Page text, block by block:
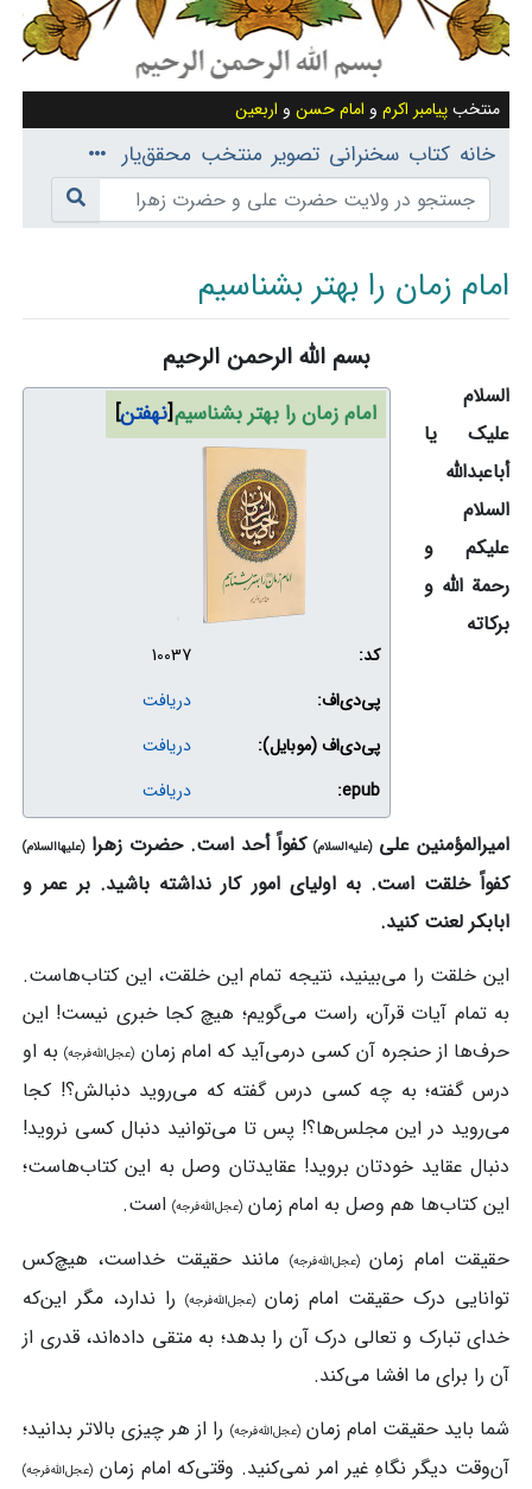
منتخبپیامبر اکرم و امام حسن و اربعین
خانه کتاب سخنرانی تصویر منتخب محقق‌یار
امام زمان را بهتر بشناسیم
جستجو
بسم الله الرحمن الرحیم
نهفتن امام زمان را بهتر بشناسیم
کد:
10037
پی‌دی‌اف:
دریافت
پی‌دی‌اف (موبایل):
دریافت
epub:
دریافت
السلام
علیک یا
أباعبدالله
السلام
علیکم و
رحمة الله و
برکاته
امیرالمؤمنین علی(علیه‌السلام) کفواً أحد است. حضرت زهرا(علیهاالسلام)
کفواً خلقت است. به اولیای امور کار نداشته باشید. بر عمر و
ابابکر لعنت کنید.
این خلقت را می‌بینید، نتیجه تمام این خلقت، این کتاب‌هاست.
به تمام آیات قرآن، راست می‌گویم؛ هیچ کجا خبری نیست! این
حرف‌ها از حنجره آن کسی درمی‌آید که امام زمان (عجل‌الله‌فرجه)به او‌
درس گفته؛ به چه کسی درس گفته که می‌روید دنبالش؟! کجا
می‌روید در این مجلس‌ها؟! پس تا می‌توانید دنبال کسی نروید!
دنبال عقاید خودتان بروید! عقایدتان وصل به این کتاب‌هاست؛
این کتاب‌ها هم وصل به امام زمان (عجل‌الله‌فرجه) است.
حقیقت امام زمان(عجل‌الله‌فرجه) مانند حقیقت خداست، هیچ‌کس
توانایی درک حقیقت امام‌ زمان (عجل‌الله‌فرجه) را ندارد، مگر این‌که
خدای تبارک و تعالی درک آن را بدهد؛ به متقی داده‌اند، قدری از
آن را برای ما افشا می‌کند.
شما باید حقیقت امام زمان(عجل‌الله‌فرجه) را از هر چیزی بالاتر بدانید؛
آن‌وقت دیگر نگاهِ غیر امر نمی‌کنید. وقتی‌‌که امام زمان (عجل‌الله‌فرجه)